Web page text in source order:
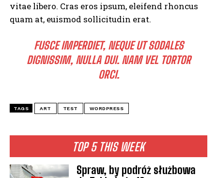
TOP 5 THIS WEEK
Spraw, by podróż służbowa
vitae libero. Cras eros ipsum, eleifend rhoncus
quam at, euismod sollicitudin erat.
FUSCE IMPERDIET, NEQUE UT SODALES
DIGNISSIM, NULLA DUI. NAM VEL TORTOR
ORCI.
TAGS ART TEST WORDPRESS